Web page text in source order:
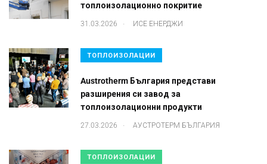
топлоизолационно покритие
31.03.2026 . ИСЕ ЕНЕРДЖИ
ТОПЛОИЗОЛАЦИИ
Austrotherm България представи
разширения си завод за
топлоизолационни продукти
27.03.2026 . АУСТРОТЕРМ БЪЛГАРИЯ
ТОПЛОИЗОЛАЦИИ